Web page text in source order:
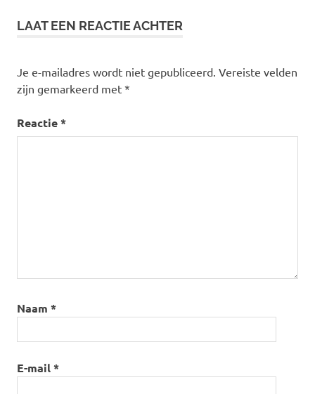
LAAT EEN REACTIE ACHTER
Je e-mailadres wordt niet gepubliceerd. Vereiste velden
zijn gemarkeerd met *
Reactie*
Naam *
E-mail*